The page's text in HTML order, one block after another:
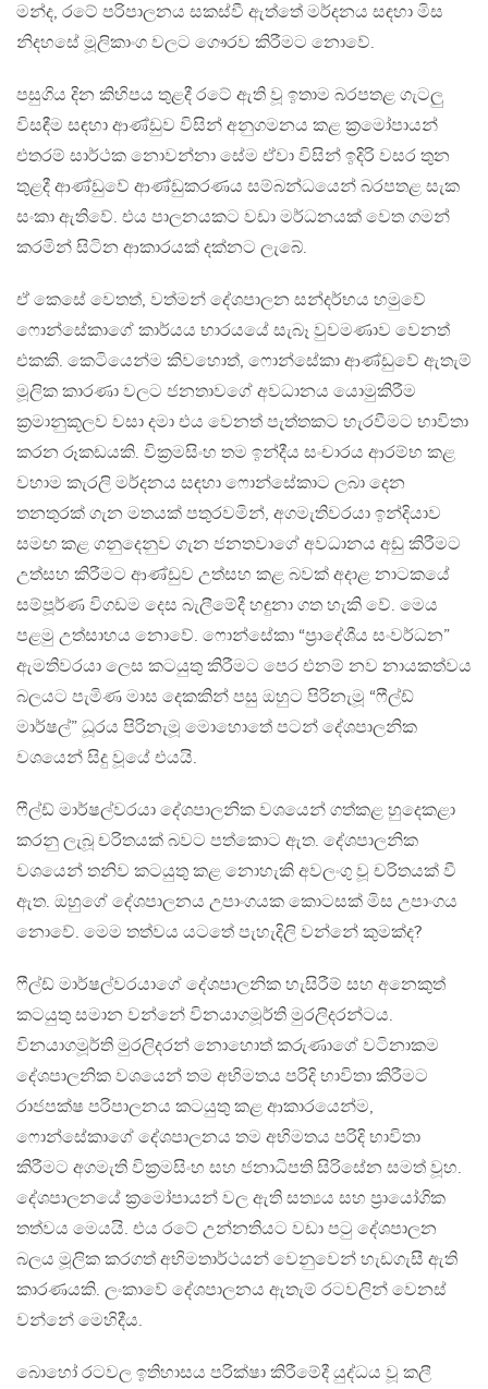
මන්ද, රටේ පරිපාලනය සකස්වී ඇත්තේ මර්දනය සඳහා මිස
නිදහසේ මූලිකාංග වලට ගෞරව කිරීමට නොවේ.
පසුගිය දින කිහිපය තුළදී රටේ ඇති වූ ඉතාම බරපතළ ගැටලු
විසඳීම සඳහා ආණ්ඩුව විසින් අනුගමනය කළ ක්‍රමෝපායන්
එතරම් සාර්ථක නොවන්නා සේම ඒවා විසින් ඉදිරි වසර තුන
තුළදී ආණ්ඩුවේ ආණ්ඩුකරණය සම්බන්ධයෙන් බරපතළ සැක
සංකා ඇතිවේ. එය පාලනයකට වඩා මර්ධනයක් වෙත ගමන්
කරමින් සිටින ආකාරයක් දක්නට ලැබේ.
ඒ කෙසේ වෙතත්, වත්මන් දේශපාලන සන්දර්භය හමුවේ
ෆොන්සේකාගේ කාර්යය භාරයයේ සැබෑ වුවමණාව වෙනත්
එකකි. කෙටියෙන්ම කිවහොත්, ෆොන්සේකා ආණ්ඩුවේ ඇතැම්
මූලික කාරණා වලට ජනතාවගේ අවධානය යොමුකිරීම
ක්‍රමානුකූලව වසා දමා එය වෙනත් පැත්තකට හැරවීමට භාවිතා
කරන රූකඩයකි. වික්‍රමසිංහ තම ඉන්දීය සංචාරය ආරම්භ කළ
වහාම කැරලි මර්දනය සඳහා ෆොන්සේකාට ලබා දෙන
තනතුරක් ගැන මතයක් පතුරවමින්, අගමැතිවරයා ඉන්දියාව
සමඟ කළ ගනුදෙනුව ගැන ජනතවාගේ අවධානය අඩු කිරීමට
උත්සහ කිරීමට ආණ්ඩුව උත්සහ කළ බවක් අදාළ නාටකයේ
සම්පූර්ණ විගඩම දෙස බැලීමේදී හඳුනා ගත හැකි වේ. මෙය
පළමු උත්සාහය නොවේ. ෆොන්සේකා “ප්‍රාදේශීය සංවර්ධන”
ඇමතිවරයා ලෙස කටයුතු කිරීමට පෙර එනම් නව නායකත්වය
බලයට පැමිණ මාස දෙකකින් පසු ඔහුට පිරිනැමූ “ෆීල්ඩ්
මාර්ෂල්” ධූරය පිරිනැමූ මොහොතේ පටන් දේශපාලනික
වශයෙන් සිදු වූයේ එයයි.
ෆීල්ඩ් මාර්ෂල්වරයා දේශපාලනික වශයෙන් ගත්කළ හුදෙකළා
කරනු ලැබූ චරිතයක් බවට පත්කොට ඇත. දේශපාලනික
වශයෙන් තනිව කටයුතු කළ නොහැකි අවලංගු වූ චරිතයක් වී
ඇත. ඔහුගේ දේශපාලනය උපාංගයක කොටසක් මිස උපාංගය
නොවේ. මෙම තත්වය යටතේ පැහැදිලි වන්නේ කුමක්ද?
ෆීල්ඩ් මාර්ෂල්වරයාගේ දේශපාලනික හැසිරීම් සහ අනෙකුත්
කටයුතු සමාන වන්නේ විනයාගමූර්ති මුරලිදරන්ටය.
විනයාගමූර්ති මුරලිදරන් නොහොත් කරුණාගේ වටිනාකම
දේශපාලනික වශයෙන් තම අභිමතය පරිදි භාවිතා කිරීමට
රාජපක්ෂ පරිපාලනය කටයුතු කළ ආකාරයෙන්ම,
ෆොන්සේකාගේ දේශපාලනය තම අභිමතය පරිදි භාවිතා
කිරීමට අගමැති වික්‍රමසිංහ සහ ජනාධිපති සිරිසේන සමත් වූහ.
දේශපාලනයේ ක්‍රමෝපායන් වල ඇති සත්‍යය සහ ප්‍රායෝගික
තත්වය මෙයයි. එය රටේ උන්නතියට වඩා පටු දේශපාලන
බලය මූලික කරගත් අභිමතාර්ථයන් වෙනුවෙන් හැඩගැසී ඇති
කාරණයකි. ලංකාවේ දේශපාලනය ඇතැම් රටවලින් වෙනස්
වන්නේ මෙහිදීය.
බොහෝ රටවල ඉතිහාසය පරික්ෂා කිරීමේදී යුද්ධය වූ කලී